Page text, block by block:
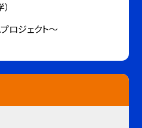
ロジェクト～